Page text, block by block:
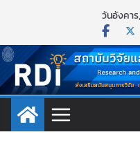
content
วันอังคาร